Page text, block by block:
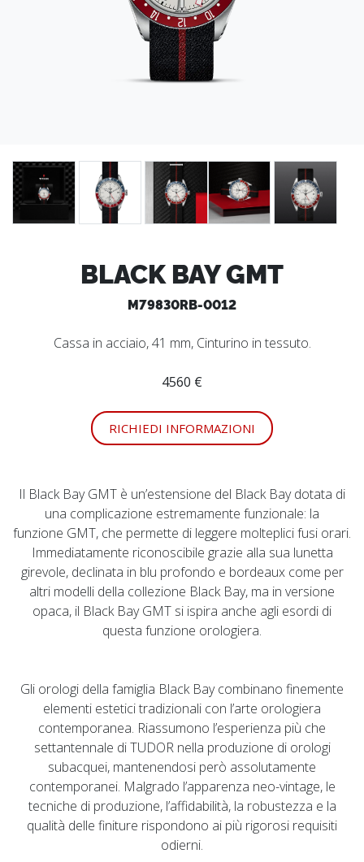
BLACK BAY GMT
M79830RB-0012
Cassa in acciaio, 41 mm, Cinturino in tessuto.
4560 €
RICHIEDI INFORMAZIONI
Il Black Bay GMT è un’estensione del Black Bay dotata di
una complicazione estremamente funzionale: la
funzione GMT, che permette di leggere molteplici fusi orari.
Immediatamente riconoscibile grazie alla sua lunetta
girevole, declinata in blu profondo e bordeaux come per
altri modelli della collezione Black Bay, ma in versione
opaca, il Black Bay GMT si ispira anche agli esordi di
questa funzione orologiera.
Gli orologi della famiglia Black Bay combinano finemente
elementi estetici tradizionali con l’arte orologiera
contemporanea. Riassumono l’esperienza più che
settantennale di TUDOR nella produzione di orologi
subacquei, mantenendosi però assolutamente
contemporanei. Malgrado l’apparenza neo-vintage, le
tecniche di produzione, l’affidabilità, la robustezza e la
qualità delle finiture rispondono ai più rigorosi requisiti
odierni.